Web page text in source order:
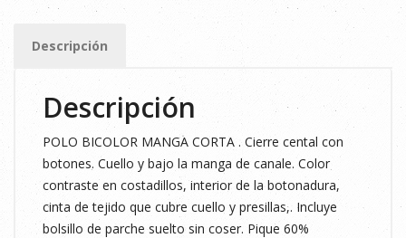
NAVY/NARANJA
cantidad
Descripción
Descripción
POLO BICOLOR MANGA CORTA . Cierre cental con
botones. Cuello y bajo la manga de canale. Color
contraste en costadillos, interior de la botonadura,
cinta de tejido que cubre cuello y presillas,. Incluye
bolsillo de parche suelto sin coser. Pique 60%